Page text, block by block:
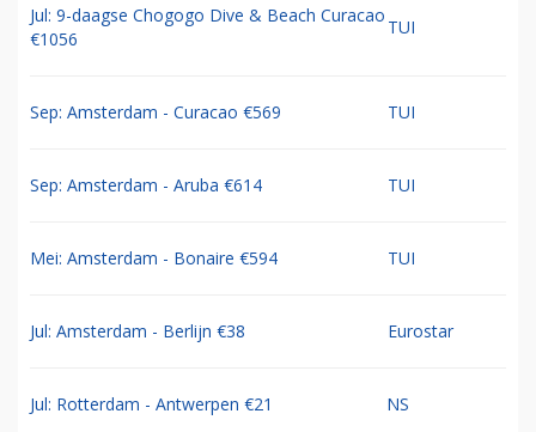
Jul: 9-daagse Chogogo Dive & Beach Curacao
€1056
TUI
Sep: Amsterdam - Curacao €569 TUI
Sep: Amsterdam - Aruba €614 TUI
Mei: Amsterdam - Bonaire €594 TUI
Jul: Amsterdam - Berlijn €38 Eurostar
Jul: Rotterdam - Antwerpen €21 NS